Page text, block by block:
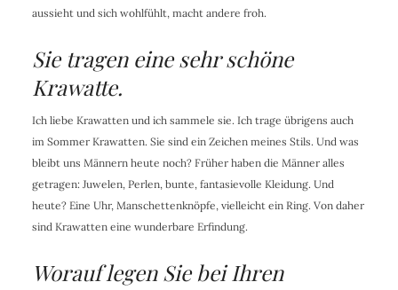
aussieht und sich wohlfühlt, macht andere froh.
Sie tragen eine sehr schöne
Krawatte.
Ich liebe Krawatten und ich sammele sie. Ich trage übrigens auch
im Sommer Krawatten. Sie sind ein Zeichen meines Stils. Und was
bleibt uns Männern heute noch? Früher haben die Männer alles
getragen: Juwelen, Perlen, bunte, fantasievolle Kleidung. Und
heute? Eine Uhr, Manschettenknöpfe, vielleicht ein Ring. Von daher
sind Krawatten eine wunderbare Erfindung.
Worauf legen Sie bei Ihren